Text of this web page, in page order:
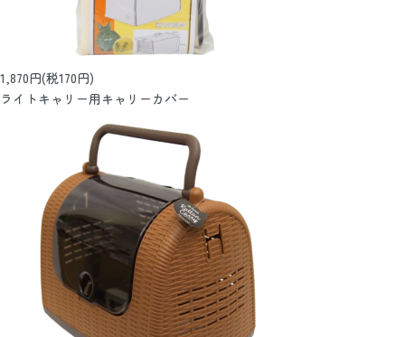
1,870円(税170円)
ライトキャリー用キャリーカバー